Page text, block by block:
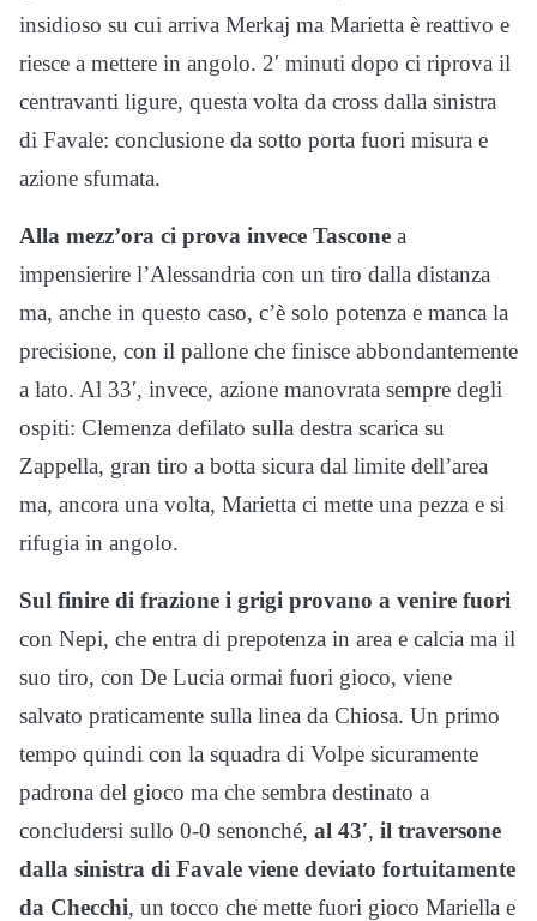
insidioso su cui arriva Merkaj ma Marietta è reattivo e
riesce a mettere in angolo. 2′ minuti dopo ci riprova il
centravanti ligure, questa volta da cross dalla sinistra
di Favale: conclusione da sotto porta fuori misura e
azione sfumata.
Alla mezz’ora ci prova invece Tascone a
impensierire l’Alessandria con un tiro dalla distanza
ma, anche in questo caso, c’è solo potenza e manca la
precisione, con il pallone che finisce abbondantemente
a lato. Al 33′, invece, azione manovrata sempre degli
ospiti: Clemenza defilato sulla destra scarica su
Zappella, gran tiro a botta sicura dal limite dell’area
ma, ancora una volta, Marietta ci mette una pezza e si
rifugia in angolo.
Sul finire di frazione i grigi provano a venire fuori
con Nepi, che entra di prepotenza in area e calcia ma il
suo tiro, con De Lucia ormai fuori gioco, viene
salvato praticamente sulla linea da Chiosa. Un primo
tempo quindi con la squadra di Volpe sicuramente
padrona del gioco ma che sembra destinato a
concludersi sullo 0-0 senonché, al 43′, il traversone
dalla sinistra di Favale viene deviato fortuitamente
da Checchi, un tocco che mette fuori gioco Mariella e